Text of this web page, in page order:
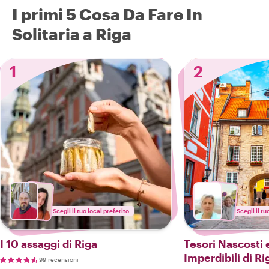
I primi 5 Cosa Da Fare In
Solitaria a Riga
1
Scegli il tuo local preferito
I 10 assaggi di Riga
99 recensioni
2
Scegli il
Tesori Nascosti
Imperdibili di